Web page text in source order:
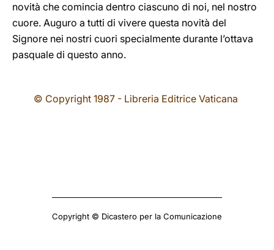
novità che comincia dentro ciascuno di noi, nel nostro
cuore. Auguro a tutti di vivere questa novità del
Signore nei nostri cuori specialmente durante l’ottava
pasquale di questo anno.
© Copyright 1987 - Libreria Editrice Vaticana
Copyright © Dicastero per la Comunicazione